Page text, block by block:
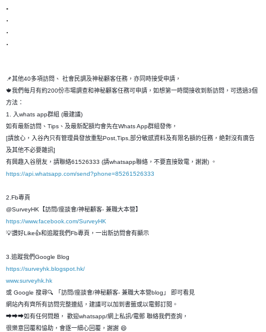
.
.
.
.
📌其他40多項訪問、 社會民調及神秘顧客任務，亦同時接受申請，
🍁我們每月有約200份市場調查和神秘顧客任務可申請，如想第一時間接收到新訪問，可透過3個
方法：
1. 入whats app群組 (最建議)
如有最新訪問、Tips、及最新配額均會先在Whats App群組發佈，
[請放心，入谷內只有管理員發放重點Post,Tips,部分敏感資料及有限名額的任務，絶對沒有廣告
及其他不必要雜訊]
有興趣入谷朋友，請聯絡61526333 (請whatsapp聯絡，不要直接致電，謝謝) 。
https://api.whatsapp.com/send?phone=85261526333
2.Fb專頁
@SurveyHK【訪問/座談會/神秘顧客- 兼職大本營】
https://www.facebook.com/SurveyHK
💡讚好Like👍和追蹤我們Fb專頁，一出新訪問會有顯示
3.追蹤我們Google Blog
https://surveyhk.blogspot.hk/
www.surveyhk.hk
或 Google 搜尋🔍 「訪問/座談會/神秘顧客- 兼職大本營blog」 即可看見
網站內有齊所有訪問完整連結，建議可以加到書籤或以電郵訂閱。
➡➡➡如有任何問題， 歡迎whatsapp/網上私訊/電郵 聯絡我們查詢，
很樂意回覆和恊助，會逐一細心回覆，謝謝 😄